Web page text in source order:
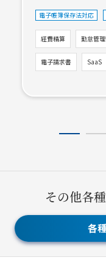
電子帳簿保存法対応
経費精算 勤怠管理
電子請求書 SaaS
その他各
各